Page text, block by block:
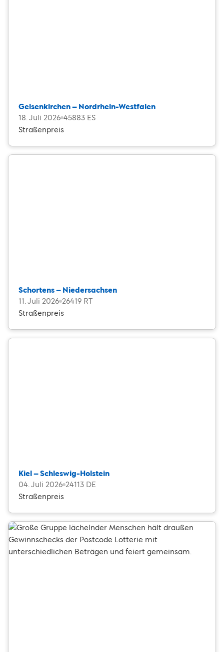
Gelsenkirchen – Nordrhein-Westfalen
18. Juli 2026 45883 ES
Straßenpreis
Schortens – Niedersachsen
11. Juli 2026 26419 RT
Straßenpreis
Kiel – Schleswig-Holstein
04. Juli 2026 24113 DE
Straßenpreis